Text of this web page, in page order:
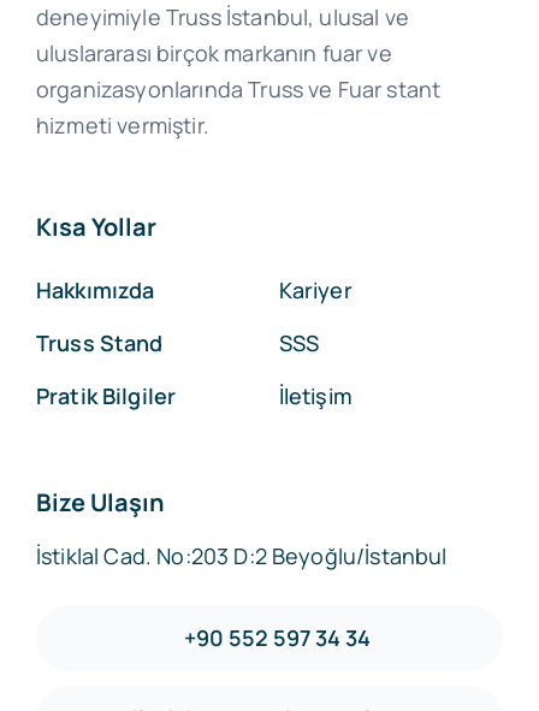
deneyimiyle Truss İstanbul, ulusal ve
uluslararası birçok markanın fuar ve
organizasyonlarında Truss ve Fuar stant
hizmeti vermiştir.
Kısa Yollar
Hakkımızda
Truss Stand
Pratik Bilgiler
Kariyer
SSS
İletişim
Bize Ulaşın
İstiklal Cad. No:203 D:2 Beyoğlu/İstanbul
+90 552 597 34 34